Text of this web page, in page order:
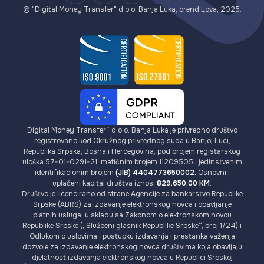
Provizije
© "Digital Money Transfer" d.o.o. Banja Luka, brend Lova, 2025.
Digital Money Transfer“ d.o.o. Banja Luka je privredno društvo
registrovano kod Okružnog privrednog suda u Banjoj Luci,
Republika Srpska, Bosna i Hercegovina, pod brojem registarskog
uloška 57-01-0291-21, matičnim brojem 11209505 i jedinstvenim
identifikacionim brojem (JIB) 4404773650002. Osnovni i
uplaćeni kapital društva iznosi 829.650,00 KM.
Društvo je licencirano od strane Agencije za bankarstvo Republike
Srpske (ABRS) za izdavanje elektronskog novca i obavljanje
platnih usluga, u skladu sa Zakonom o elektronskom novcu
Republike Srpske („Službeni glasnik Republike Srpske“, broj 1/24) i
Odlukom o uslovima i postupku izdavanja i prestanka važenja
dozvole za izdavanje elektronskog novca društvima koja obavljaju
djelatnost izdavanja elektronskog novca u Republici Srpskoj